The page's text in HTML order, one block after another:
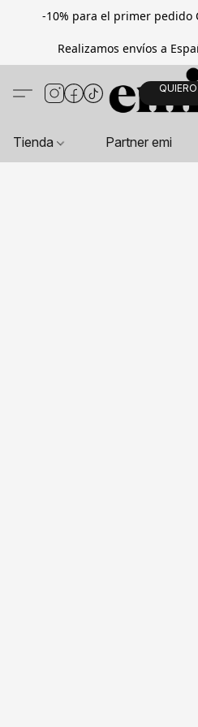
-10% para el primer pedido
Realizamos envíos a
Tienda Partner emi